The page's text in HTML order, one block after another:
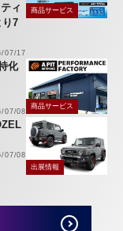
ィ
り7
07/17
商品サービス
化
07/08
商品サービス
07/08
出展情報